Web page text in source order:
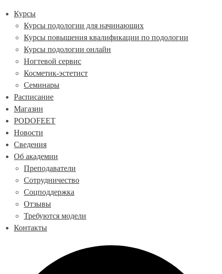
Курсы
Курсы подологии для начинающих
Курсы повышения квалификации по подологии
Курсы подологии онлайн
Ногтевой сервис
Косметик-эстетист
Семинары
Расписание
Магазин
PODOFEET
Новости
Сведения
Об академии
Преподаватели
Сотрудничество
Соцподдержка
Отзывы
Требуются модели
Контакты